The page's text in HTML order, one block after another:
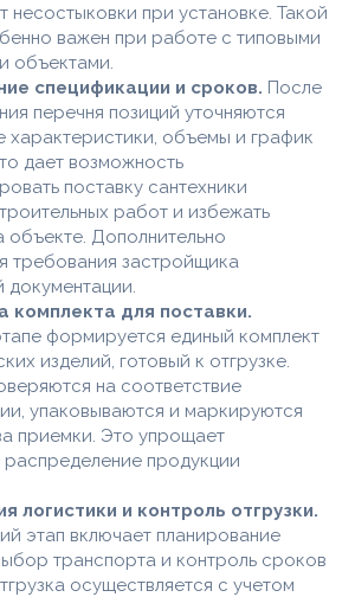
несостыковки при установке. Такой
важен при работе с типовыми
объектами.
спецификации и сроков. После
перечня позиций уточняются
характеристики, объемы и график
дает возможность
поставку сантехники
работ и избежать
объекте. Дополнительно
требования застройщика
документации.
комплекта для поставки.
формируется единый комплект
изделий, готовый к отгрузке.
на соответствие
упаковываются и маркируются
приемки. Это упрощает
распределение продукции
логистики и контроль отгрузки.
этап включает планирование
транспорта и контроль сроков
осуществляется с учетом